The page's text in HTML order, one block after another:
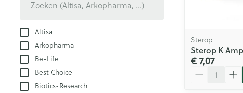
Altisa
Arkopharma
Be-Life
Best Choice
Biotics-Research
Sterop
Sterop K
€ 7,07